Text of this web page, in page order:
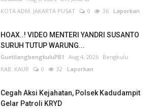
KOTA ADM. JAKARTA PUSAT
0 36 Laporkan
HOAX..! VIDEO MENTERI YANDRI SUSANTO
SURUH TUTUP WARUNG...
GuetilangbengkuluPB1 Aug 4, 2026 Bengkulu
KAB. KAUR
0 32 Laporkan
Cegah Aksi Kejahatan, Polsek Kadudampit
Gelar Patroli KRYD